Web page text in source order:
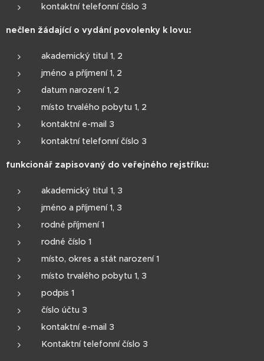
kontaktní telefonní číslo 3
nečlen žádající o vydání povolenky k lovu:
akademický titul 1, 2
jméno a příjmení 1, 2
datum narození 1, 2
místo trvalého pobytu 1, 2
kontaktní e-mail 3
kontaktní telefonní číslo 3
funkcionář zapisovaný do veřejného rejstříku:
akademický titul 1, 3
jméno a příjmení 1, 3
rodné příjmení 1
rodné číslo 1
místo, okres a stát narození 1
místo trvalého pobytu 1, 3
podpis 1
číslo účtu 3
kontaktní e-mail 3
Kontaktní telefonní číslo 3